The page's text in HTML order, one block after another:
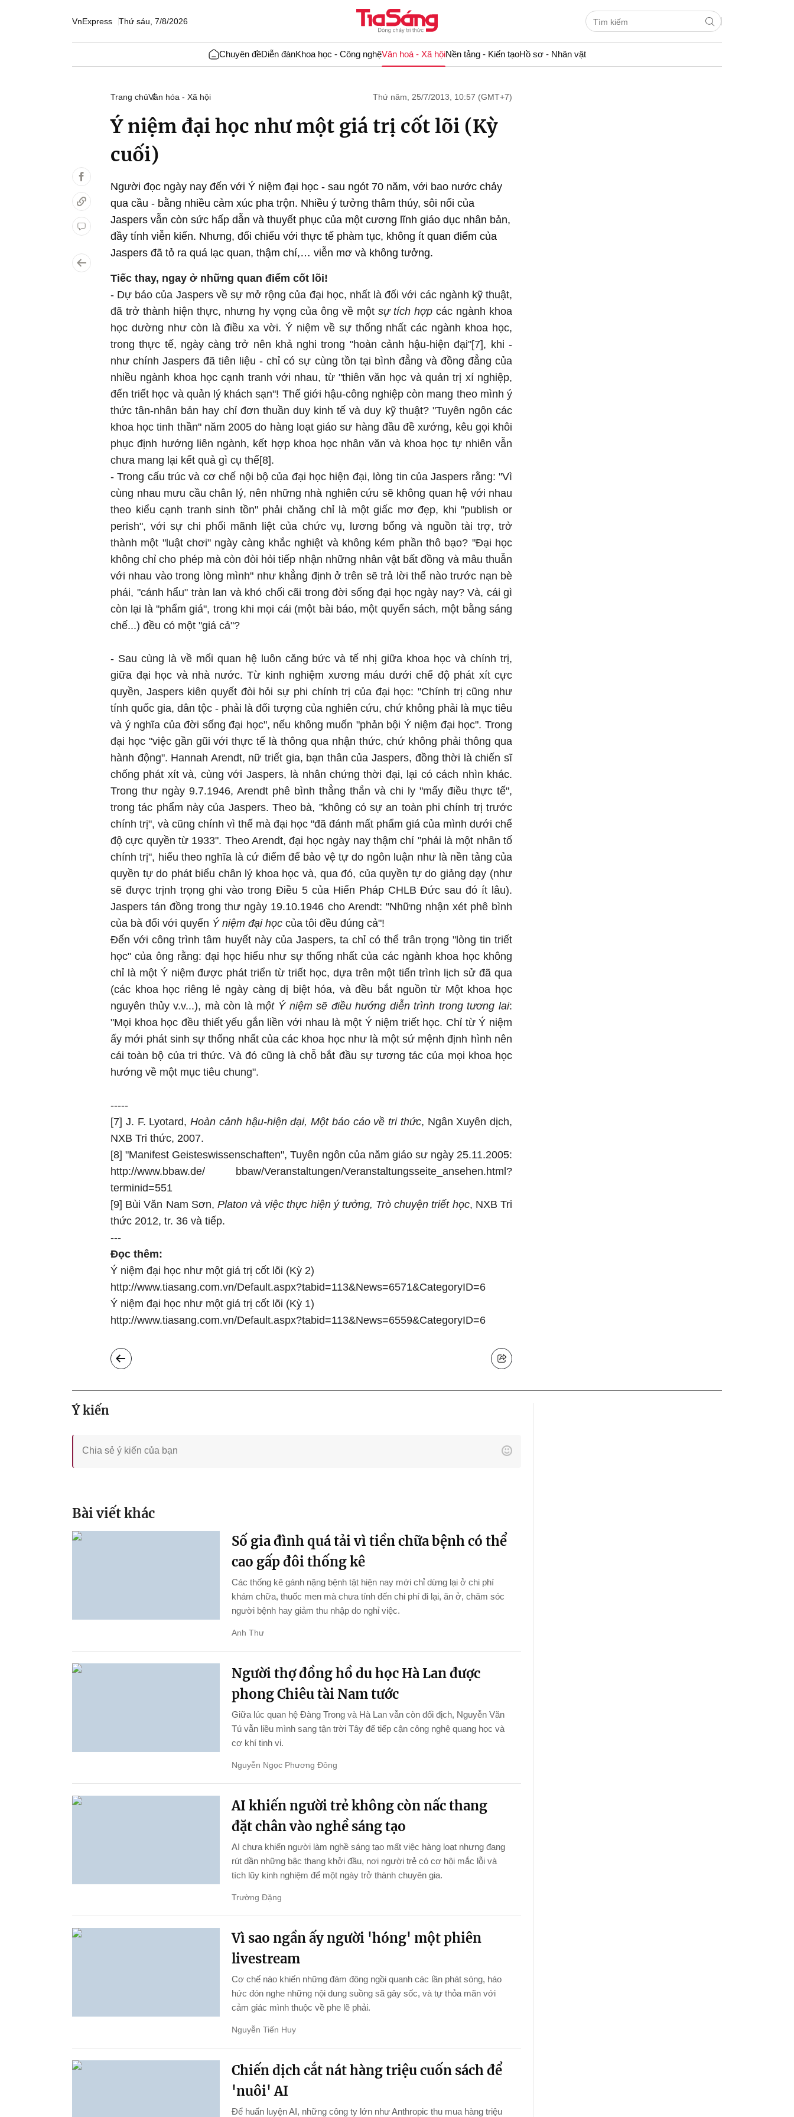
VnExpress Thứ sáu, 7/8/2026
Chuyên đềDiễn đànKhoa học - Công nghệVăn hoá - Xã hộiNền tảng - Kiến tạoHồ sơ - Nhân vật
Trang chủVăn hóa - Xã hội Thứ năm, 25/7/2013, 10:57 (GMT+7)
Ý niệm đại học như một giá trị cốt lõi (Kỳ
cuối)
Người đọc ngày nay đến với Ý niệm đại học - sau ngót 70 năm, với bao nước chảy
qua cầu - bằng nhiều cảm xúc pha trộn. Nhiều ý tưởng thâm thúy, sôi nổi của
Jaspers vẫn còn sức hấp dẫn và thuyết phục của một cương lĩnh giáo dục nhân bản,
đầy tính viễn kiến. Nhưng, đối chiếu với thực tế phàm tục, không ít quan điểm của
Jaspers đã tỏ ra quá lạc quan, thậm chí,… viễn mơ và không tưởng.
Tiếc thay, ngay ở những quan điểm cốt lõi!
- Dự báo của Jaspers về sự mở rộng của đại học, nhất là đối với các ngành kỹ thuật,
đã trở thành hiện thực, nhưng hy vọng của ông về một sự tích hợp các ngành khoa
học dường như còn là điều xa vời. Ý niệm về sự thống nhất các ngành khoa học,
trong thực tế, ngày càng trở nên khả nghi trong "hoàn cảnh hậu-hiện đại"[7], khi -
như chính Jaspers đã tiên liệu - chỉ có sự cùng tồn tại bình đẳng và đồng đẳng của
nhiều ngành khoa học cạnh tranh với nhau, từ "thiên văn học và quản trị xí nghiệp,
đến triết học và quản lý khách sạn"! Thế giới hậu-công nghiệp còn mang theo mình ý
thức tân-nhân bản hay chỉ đơn thuần duy kinh tế và duy kỹ thuật? "Tuyên ngôn các
khoa học tinh thần" năm 2005 do hàng loạt giáo sư hàng đầu đề xướng, kêu gọi khôi
phục định hướng liên ngành, kết hợp khoa học nhân văn và khoa học tự nhiên vẫn
chưa mang lại kết quả gì cụ thể[8].
- Trong cấu trúc và cơ chế nội bộ của đại học hiện đại, lòng tin của Jaspers rằng: "Vì
cùng nhau mưu cầu chân lý, nên những nhà nghiên cứu sẽ không quan hệ với nhau
theo kiểu cạnh tranh sinh tồn" phải chăng chỉ là một giấc mơ đẹp, khi "publish or
perish", với sự chi phối mãnh liệt của chức vụ, lương bổng và nguồn tài trợ, trở
thành một "luật chơi" ngày càng khắc nghiệt và không kém phần thô bạo? "Đại học
không chỉ cho phép mà còn đòi hỏi tiếp nhận những nhân vật bất đồng và mâu thuẫn
với nhau vào trong lòng mình" như khẳng định ở trên sẽ trả lời thế nào trước nạn bè
phái, "cánh hẩu" tràn lan và khó chối cãi trong đời sống đại học ngày nay? Và, cái gì
còn lại là "phẩm giá", trong khi mọi cái (một bài báo, một quyển sách, một bằng sáng
chế...) đều có một "giá cả"?
- Sau cùng là về mối quan hệ luôn căng bức và tế nhị giữa khoa học và chính trị,
giữa đại học và nhà nước. Từ kinh nghiệm xương máu dưới chế độ phát xít cực
quyền, Jaspers kiên quyết đòi hỏi sự phi chính trị của đại học: "Chính trị cũng như
tính quốc gia, dân tộc - phải là đối tượng của nghiên cứu, chứ không phải là mục tiêu
và ý nghĩa của đời sống đại học", nếu không muốn "phản bội Ý niệm đại học". Trong
đại học "việc gần gũi với thực tế là thông qua nhận thức, chứ không phải thông qua
hành động". Hannah Arendt, nữ triết gia, bạn thân của Jaspers, đồng thời là chiến sĩ
chống phát xít và, cùng với Jaspers, là nhân chứng thời đại, lại có cách nhìn khác.
Trong thư ngày 9.7.1946, Arendt phê bình thẳng thắn và chi ly "mấy điều thực tế",
trong tác phẩm này của Jaspers. Theo bà, "không có sự an toàn phi chính trị trước
chính trị", và cũng chính vì thế mà đại học "đã đánh mất phẩm giá của mình dưới chế
độ cực quyền từ 1933". Theo Arendt, đại học ngày nay thậm chí "phải là một nhân tố
chính trị", hiểu theo nghĩa là cứ điểm để bảo vệ tự do ngôn luận như là nền tảng của
quyền tự do phát biểu chân lý khoa học và, qua đó, của quyền tự do giảng dạy (như
sẽ được trịnh trọng ghi vào trong Điều 5 của Hiến Pháp CHLB Đức sau đó ít lâu).
Jaspers tán đồng trong thư ngày 19.10.1946 cho Arendt: "Những nhận xét phê bình
của bà đối với quyển Ý niệm đại học của tôi đều đúng cả"!
Đến với công trình tâm huyết này của Jaspers, ta chỉ có thể trân trọng "lòng tin triết
học" của ông rằng: đại học hiểu như sự thống nhất của các ngành khoa học không
chỉ là một Ý niệm được phát triển từ triết học, dựa trên một tiến trình lịch sử đã qua
(các khoa học riêng lẻ ngày càng dị biệt hóa, và đều bắt nguồn từ Một khoa học
nguyên thủy v.v...), mà còn là một Ý niệm sẽ điều hướng diễn trình trong tương lai:
"Mọi khoa học đều thiết yếu gắn liền với nhau là một Ý niệm triết học. Chỉ từ Ý niệm
ấy mới phát sinh sự thống nhất của các khoa học như là một sứ mệnh định hình nên
cái toàn bộ của tri thức. Và đó cũng là chỗ bắt đầu sự tương tác của mọi khoa học
hướng về một mục tiêu chung".
-----
[7] J. F. Lyotard, Hoàn cảnh hậu-hiện đại, Một báo cáo về tri thức, Ngân Xuyên dịch,
NXB Tri thức, 2007.
[8] "Manifest Geisteswissenschaften", Tuyên ngôn của năm giáo sư ngày 25.11.2005:
http://www.bbaw.de/ bbaw/Veranstaltungen/Veranstaltungsseite_ansehen.html?
terminid=551
[9] Bùi Văn Nam Sơn, Platon và việc thực hiện ý tưởng, Trò chuyện triết học, NXB Tri
thức 2012, tr. 36 và tiếp.
---
Đọc thêm:
Ý niệm đại học như một giá trị cốt lõi (Kỳ 2)
http://www.tiasang.com.vn/Default.aspx?tabid=113&News=6571&CategoryID=6
Ý niệm đại học như một giá trị cốt lõi (Kỳ 1)
http://www.tiasang.com.vn/Default.aspx?tabid=113&News=6559&CategoryID=6
Ý kiến
Bài viết khác
Số gia đình quá tải vì tiền chữa bệnh có thể
cao gấp đôi thống kê
Các thống kê gánh nặng bệnh tật hiện nay mới chỉ dừng lại ở chi phí
khám chữa, thuốc men mà chưa tính đến chi phí đi lại, ăn ở, chăm sóc
người bệnh hay giảm thu nhập do nghỉ việc.
Anh Thư
Người thợ đồng hồ du học Hà Lan được
phong Chiêu tài Nam tước
Giữa lúc quan hệ Đàng Trong và Hà Lan vẫn còn đối địch, Nguyễn Văn
Tú vẫn liều mình sang tận trời Tây để tiếp cận công nghệ quang học và
cơ khí tinh vi.
Nguyễn Ngọc Phương Đông
AI khiến người trẻ không còn nấc thang
đặt chân vào nghề sáng tạo
AI chưa khiến người làm nghề sáng tạo mất việc hàng loạt nhưng đang
rút dần những bậc thang khởi đầu, nơi người trẻ có cơ hội mắc lỗi và
tích lũy kinh nghiệm để một ngày trở thành chuyên gia.
Trường Đặng
Vì sao ngần ấy người 'hóng' một phiên
livestream
Cơ chế nào khiến những đám đông ngồi quanh các lần phát sóng, háo
hức đón nghe những nội dung suồng sã gây sốc, và tự thỏa mãn với
cảm giác mình thuộc về phe lẽ phải.
Nguyễn Tiến Huy
Chiến dịch cắt nát hàng triệu cuốn sách để
'nuôi' AI
Để huấn luyện AI, những công ty lớn như Anthropic thu mua hàng triệu